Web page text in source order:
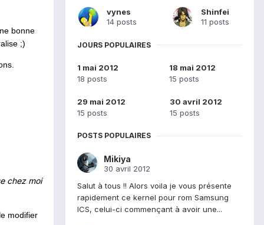
bonne
;)
chez moi
modifier
vynes
14 posts
Shinfei
11 posts
JOURS POPULAIRES
1 mai 2012
18 posts
18 mai 2012
15 posts
29 mai 2012
15 posts
30 avril 2012
15 posts
POSTS POPULAIRES
Mikiya
30 avril 2012
Salut à tous !! Alors voila je vous présente
rapidement ce kernel pour rom Samsung
ICS, celui-ci commençant à avoir une...